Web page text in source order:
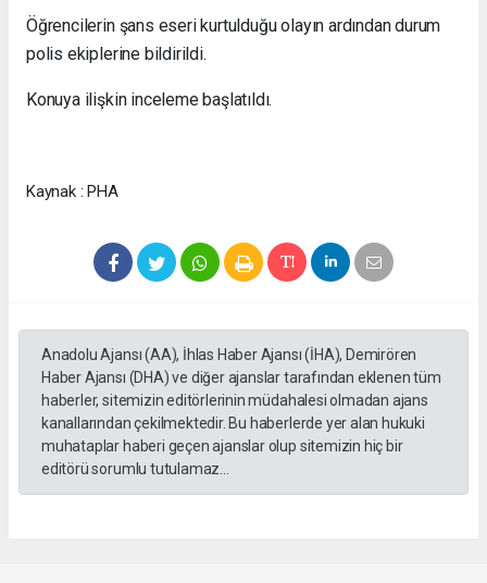
Öğrencilerin şans eseri kurtulduğu olayın ardından durum
polis ekiplerine bildirildi.
Konuya ilişkin inceleme başlatıldı.
Kaynak : PHA
çankaya
escort
Anadolu Ajansı (AA), İhlas Haber Ajansı (İHA), Demirören
Haber Ajansı (DHA) ve diğer ajanslar tarafından eklenen tüm
haberler, sitemizin editörlerinin müdahalesi olmadan ajans
kanallarından çekilmektedir. Bu haberlerde yer alan hukuki
muhataplar haberi geçen ajanslar olup sitemizin hiç bir
editörü sorumlu tutulamaz...